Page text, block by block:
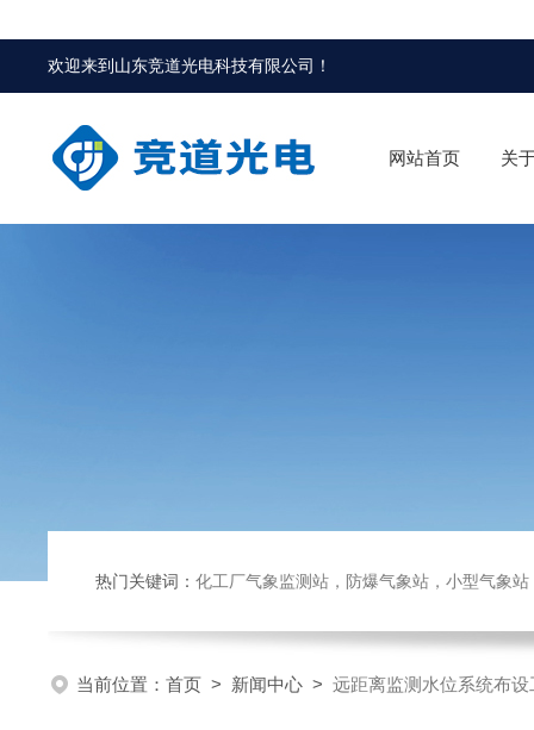
欢迎来到 山东竞道光电科技有限公司 ！
网站首页 关
热门关键词： 化工厂气象监测站，防爆气象站，小型气象站，化
当前位置： 首页 > 新闻中心 > 远距离监测水位系统布